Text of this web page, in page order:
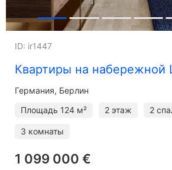
Квартиры на набережной
ID: ir1447
Германия, Берлин
Площадь 124 м² 2 этаж 2
3 комнаты
1 099 000 €